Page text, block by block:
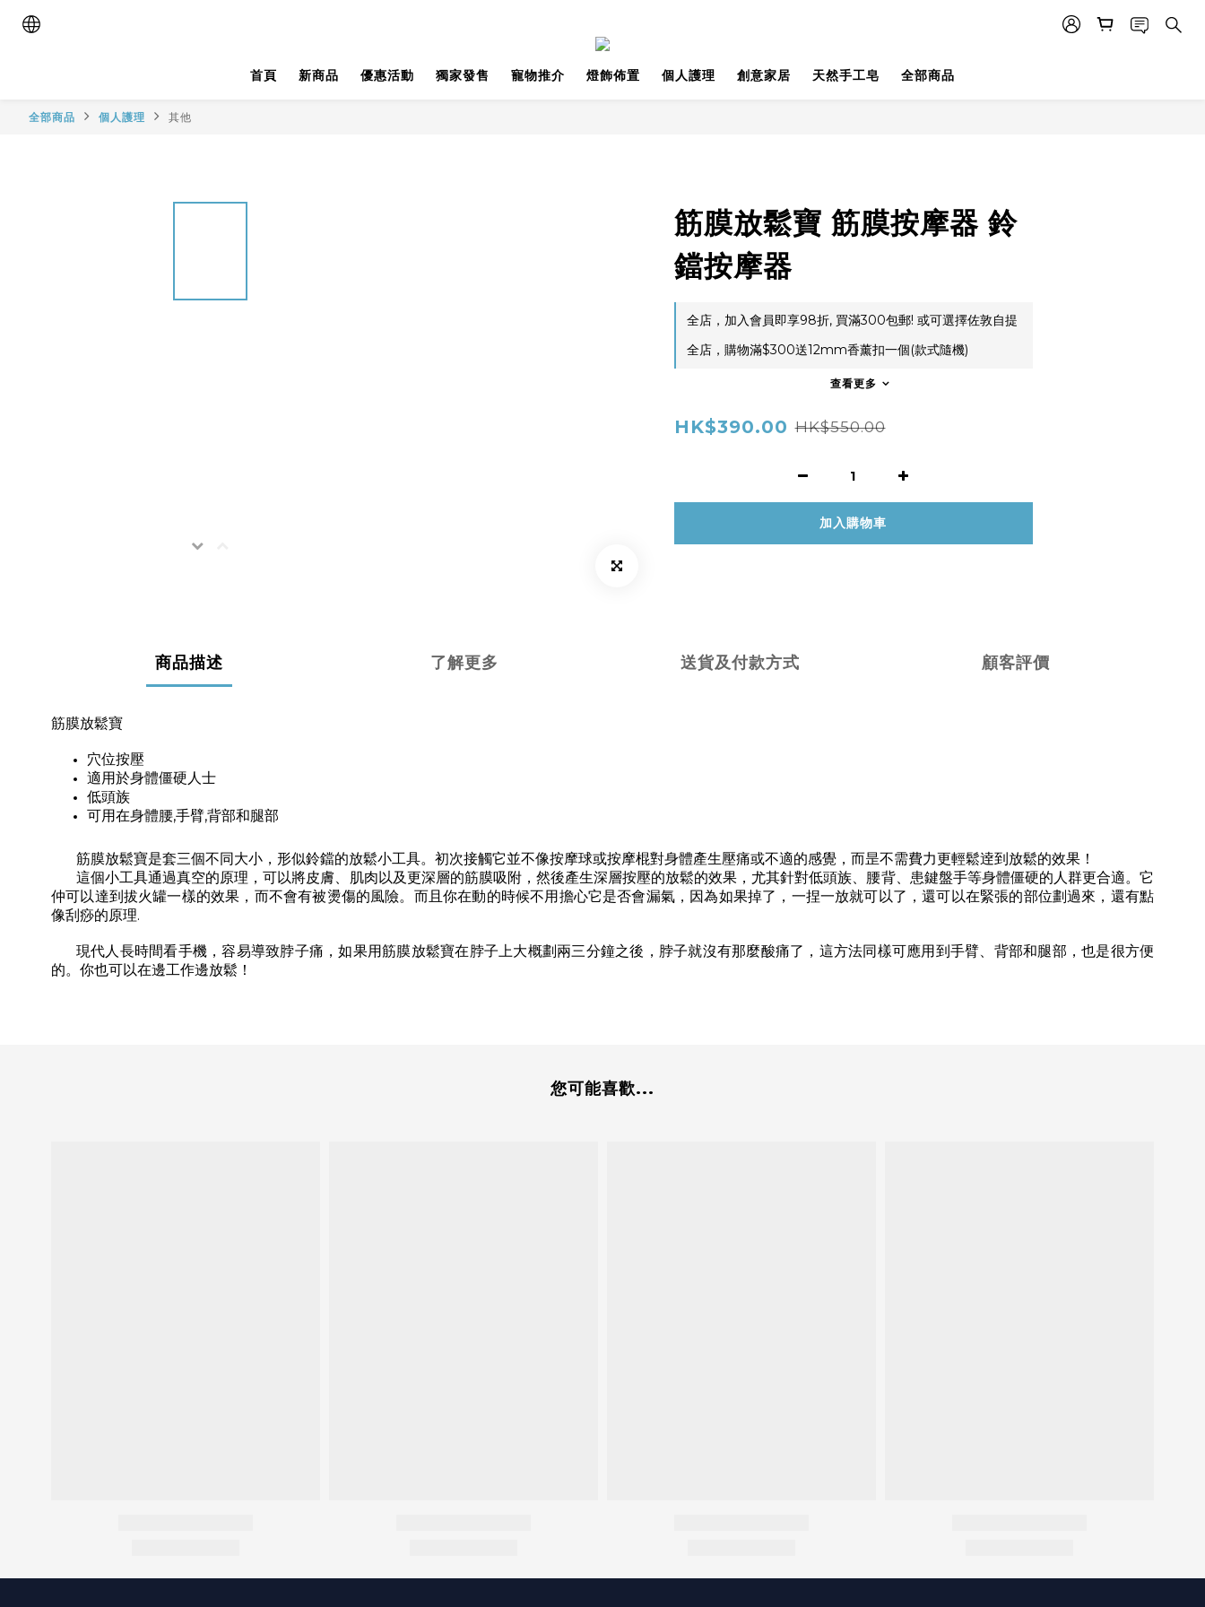
首頁 新商品 優惠活動 獨家發售 寵物推介 燈飾佈置 個人護理 創意家居 天然手工皂 全部商品
全部商品 個人護理 其他
筋膜放鬆寶 筋膜按摩器 鈴
鐺按摩器
全店，加入會員即享98折, 買滿300包郵! 或可選擇佐敦自提
全店，購物滿$300送12mm香薰扣一個(款式隨機)
查看更多
HK$390.00 HK$550.00
加入購物車
商品描述 了解更多 送貨及付款方式 顧客評價
筋膜放鬆寶
穴位按壓
適用於身體僵硬人士
低頭族
可用在身體腰,手臂,背部和腿部
筋膜放鬆寶是套三個不同大小，形似鈴鐺的放鬆小工具。初次接觸它並不像按摩球或按摩棍對身體產生壓痛或不適的感覺，而昰不需費力更輕鬆逹到放鬆的效果！
這個小工具通過真空的原理，可以將皮膚、肌肉以及更深層的筋膜吸附，然後產生深層按壓的放鬆的效果，尤其針對低頭族、腰背、患鍵盤手等身體僵硬的人群更合適。它
仲可以達到拔火罐一樣的效果，而不會有被燙傷的風險。而且你在動的時候不用擔心它是否會漏氣，因為如果掉了，一捏一放就可以了，還可以在緊張的部位劃過來，還有點
像刮痧的原理.
現代人長時間看手機，容易導致脖子痛，如果用筋膜放鬆寶在脖子上大概劃兩三分鐘之後，脖子就沒有那麼酸痛了，這方法同樣可應用到手臂、背部和腿部，也是很方便
的。你也可以在邊工作邊放鬆！
您可能喜歡...